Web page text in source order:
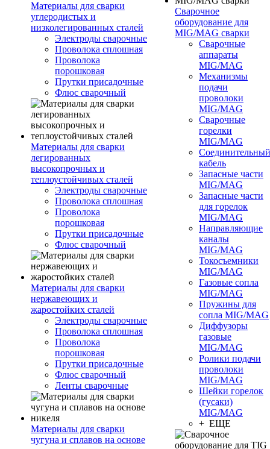
Материалы для сварки
углеродистых и
низколегированных сталей
Электроды сварочные
Проволока сплошная
Проволока
порошковая
Прутки присадочные
Флюс сварочный
Материалы для сварки
легированных
высокопрочных и
теплоустойчивых сталей
Электроды сварочные
Проволока сплошная
Проволока
порошковая
Прутки присадочные
Флюс сварочный
Материалы для сварки
нержавеющих и
жаростойких сталей
Электроды сварочные
Проволока сплошная
Проволока
порошковая
Прутки присадочные
Флюс сварочный
Ленты сварочные
Материалы для сварки
чугуна и сплавов на основе
Сварочное
оборудование для
MIG/MAG сварки
Сварочные
аппараты
MIG/MAG
Механизмы
подачи
проволоки
MIG/MAG
Сварочные
горелки
MIG/MAG
Соединительный
кабель
Запасные части
MIG/MAG
Запасные части
для горелок
MIG/MAG
Направляющие
каналы
MIG/MAG
Токосъемники
MIG/MAG
Газовые сопла
MIG/MAG
Пружины для
сопла MIG/MAG
Диффузоры
газовые
MIG/MAG
Ролики подачи
проволоки
MIG/MAG
Шейки горелок
(гусаки)
MIG/MAG
+ ЕЩЕ